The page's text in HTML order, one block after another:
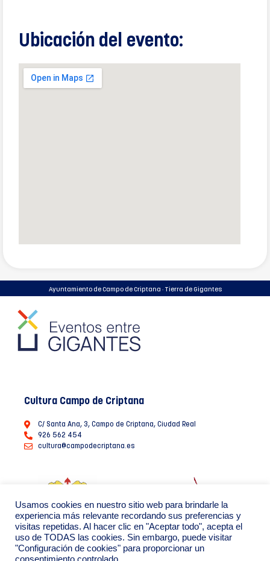
Ubicación del evento:
Ayuntamiento de Campo de Criptana · Tierra de Gigantes
Cultura Campo de Criptana
C/ Santa Ana, 3, Campo de Criptana, Ciudad Real
926 562 454
cultura@campodecriptana.es
Ayuntamiento de Campo de Criptana 2022
Usamos cookies en nuestro sitio web para brindarle la
experiencia más relevante recordando sus preferencias y
visitas repetidas. Al hacer clic en "Aceptar todo", acepta el
uso de TODAS las cookies. Sin embargo, puede visitar
"Configuración de cookies" para proporcionar un